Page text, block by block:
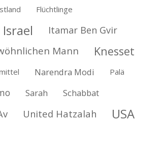
Flüchtlinge
Israel
Itamar Ben Gvir
Mann Knesset
Narendra Modi Palä
Sarah Schabbat
United Hatzalah USA